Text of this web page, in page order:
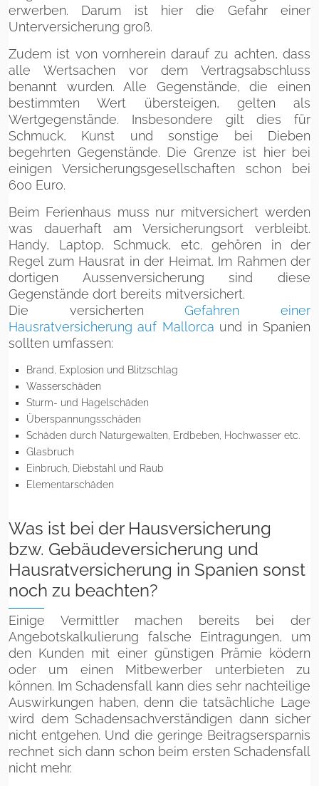
erwerben. Darum ist hier die Gefahr einer
Unterversicherung groß.
Zudem ist von vornherein darauf zu achten, dass
alle Wertsachen vor dem Vertragsabschluss
benannt wurden. Alle Gegenstände, die einen
bestimmten Wert übersteigen, gelten als
Wertgegenstände. Insbesondere gilt dies für
Schmuck, Kunst und sonstige bei Dieben
begehrten Gegenstände. Die Grenze ist hier bei
einigen Versicherungsgesellschaften schon bei
600 Euro.
Beim Ferienhaus muss nur mitversichert werden
was dauerhaft am Versicherungsort verbleibt.
Handy, Laptop, Schmuck, etc. gehören in der
Regel zum Hausrat in der Heimat. Im Rahmen der
dortigen Aussenversicherung sind diese
Gegenstände dort bereits mitversichert.
Die versichertenGefahren einer
Hausratversicherung auf Mallorca und in Spanien
sollten umfassen:
Brand, Explosion und Blitzschlag
Wasserschäden
Sturm- und Hagelschäden
Überspannungsschäden
Schäden durch Naturgewalten, Erdbeben, Hochwasser etc.
Glasbruch
Einbruch, Diebstahl und Raub
Elementarschäden
Was ist bei der Hausversicherung
bzw. Gebäudeversicherung und
Hausratversicherung in Spanien sonst
noch zu beachten?
Einige Vermittler machen bereits bei der
Angebotskalkulierung falsche Eintragungen, um
den Kunden mit einer günstigen Prämie ködern
oder um einen Mitbewerber unterbieten zu
können. Im Schadensfall kann dies sehr nachteilige
Auswirkungen haben, denn die tatsächliche Lage
wird dem Schadensachverständigen dann sicher
nicht entgehen. Und die geringe Beitragsersparnis
rechnet sich dann schon beim ersten Schadensfall
nicht mehr.